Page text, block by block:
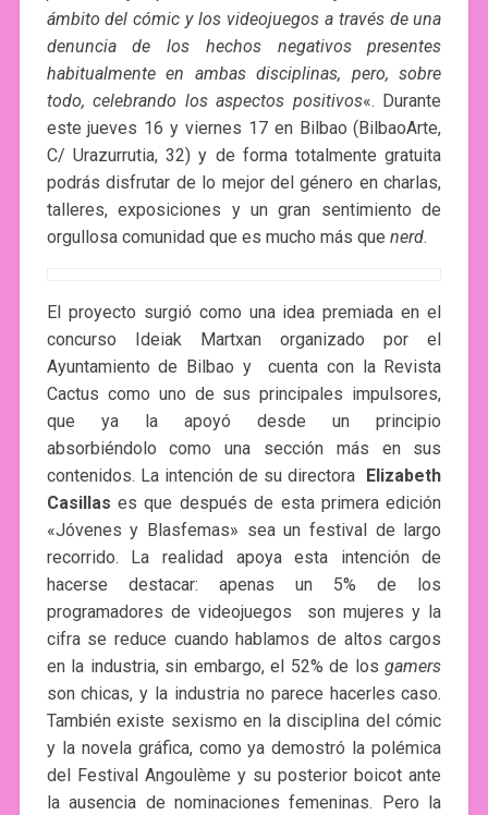
ámbito del cómic y los videojuegos a través de una
denuncia de los hechos negativos presentes
habitualmente en ambas disciplinas, pero, sobre
todo, celebrando los aspectos positivos«. Durante
este jueves 16 y viernes 17 en Bilbao (BilbaoArte,
C/ Urazurrutia, 32) y de forma totalmente gratuita
podrás disfrutar de lo mejor del género en charlas,
talleres, exposiciones y un gran sentimiento de
orgullosa comunidad que es mucho más que nerd.
El proyecto surgió como una idea premiada en el
concurso Ideiak Martxan organizado por el
Ayuntamiento de Bilbao y cuenta con la Revista
Cactus como uno de sus principales impulsores,
que ya la apoyó desde un principio
absorbiéndolo como una sección más en sus
contenidos. La intención de su directora
Elizabeth
Casillases que después de esta primera edición
«Jóvenes y Blasfemas» sea un festival de largo
recorrido. La realidad apoya esta intención de
hacerse destacar: apenas un 5% de los
programadores de videojuegos son mujeres y la
cifra se reduce cuando hablamos de altos cargos
en la industria, sin embargo, el 52% de losgamers
son chicas, y la industria no parece hacerles caso.
También existe sexismo en la disciplina del cómic
y la novela gráfica, como ya demostró la polémica
del Festival Angoulème y su posterior boicot ante
la ausencia de nominaciones femeninas. Pero la